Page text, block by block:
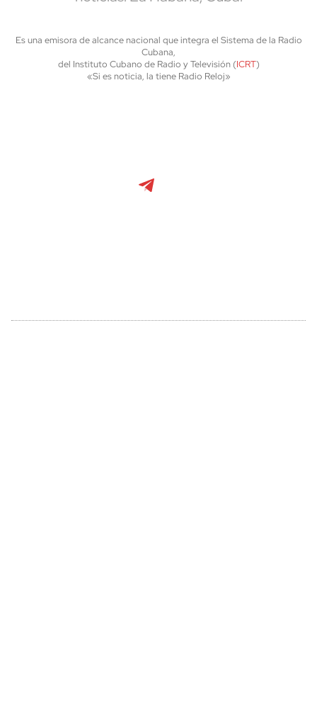
Es una emisora de alcance nacional que integra el Sistema de la Radio
Cubana,
del Instituto Cubano de Radio y Televisión (ICRT)
«Si es noticia, la tiene Radio Reloj»